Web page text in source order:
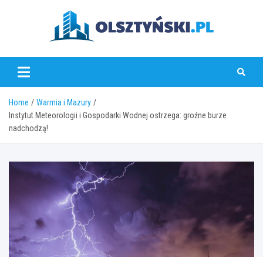
olsztynski.pl
Home
Warmia i Mazury
Instytut Meteorologii i Gospodarki Wodnej ostrzega: groźne burze
nadchodzą!